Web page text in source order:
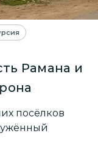
Рамана и
посёлков